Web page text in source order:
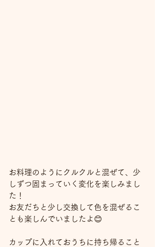
お料理のようにクルクルと混ぜて、少
しずつ固まっていく変化を楽しみまし
た！
お友だちと少し交換して色を混ぜるこ
とも楽しんでいましたよ😊
カップに入れておうちに持ち帰ること